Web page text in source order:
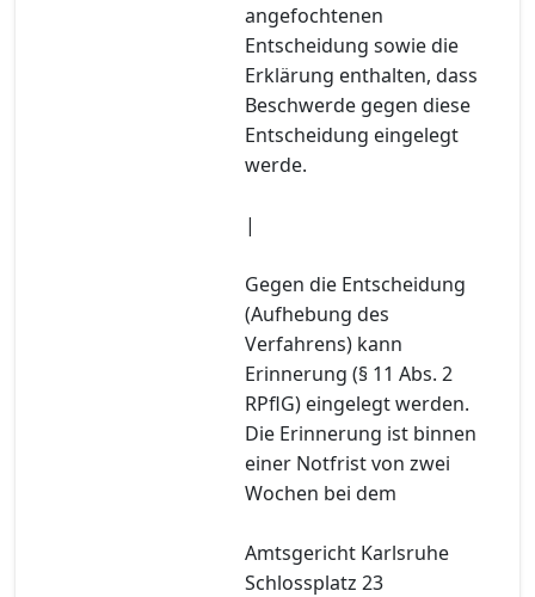
angefochtenen
Entscheidung sowie die
Erklärung enthalten, dass
Beschwerde gegen diese
Entscheidung eingelegt
werde.
|
Gegen die Entscheidung
(Aufhebung des
Verfahrens) kann
Erinnerung (§ 11 Abs. 2
RPflG) eingelegt werden.
Die Erinnerung ist binnen
einer Notfrist von zwei
Wochen bei dem
Amtsgericht Karlsruhe
Schlossplatz 23